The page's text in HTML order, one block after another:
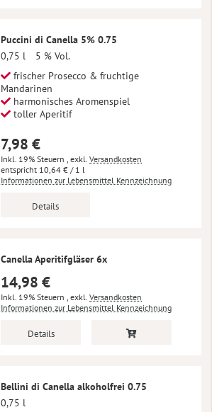
Puccini di Canella 5% 0.75
0,75 l
5 % Vol.
frischer Prosecco & fruchtige
Mandarinen
harmonisches Aromenspiel
toller Aperitif
7,98 €
Inkl. 19% Steuern , exkl. Versandkosten
10,64 € / 1 l
Informationen zur Lebensmittel Kennzeichnung
Details
Canella Aperitifgläser 6x
14,98 €
Inkl. 19% Steuern , exkl. Versandkosten
Informationen zur Lebensmittel Kennzeichnung
Details
Bellini di Canella alkoholfrei 0.75
0,75 l